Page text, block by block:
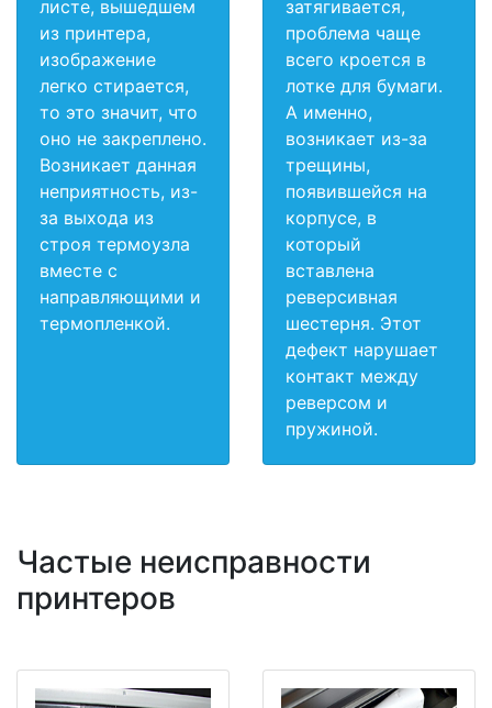
листе, вышедшем
из принтера,
изображение
легко стирается,
то это значит, что
оно не закреплено.
Возникает данная
неприятность, из-
за выхода из
строя термоузла
вместе с
направляющими и
термопленкой.
затягивается,
проблема чаще
всего кроется в
лотке для бумаги.
А именно,
возникает из-за
трещины,
появившейся на
корпусе, в
который
вставлена
реверсивная
шестерня. Этот
дефект нарушает
контакт между
реверсом и
пружиной.
Частые неисправности
принтеров